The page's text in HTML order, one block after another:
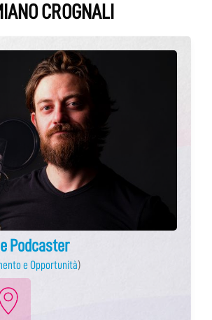
CROGNALI
Podcaster
e Opportunità)